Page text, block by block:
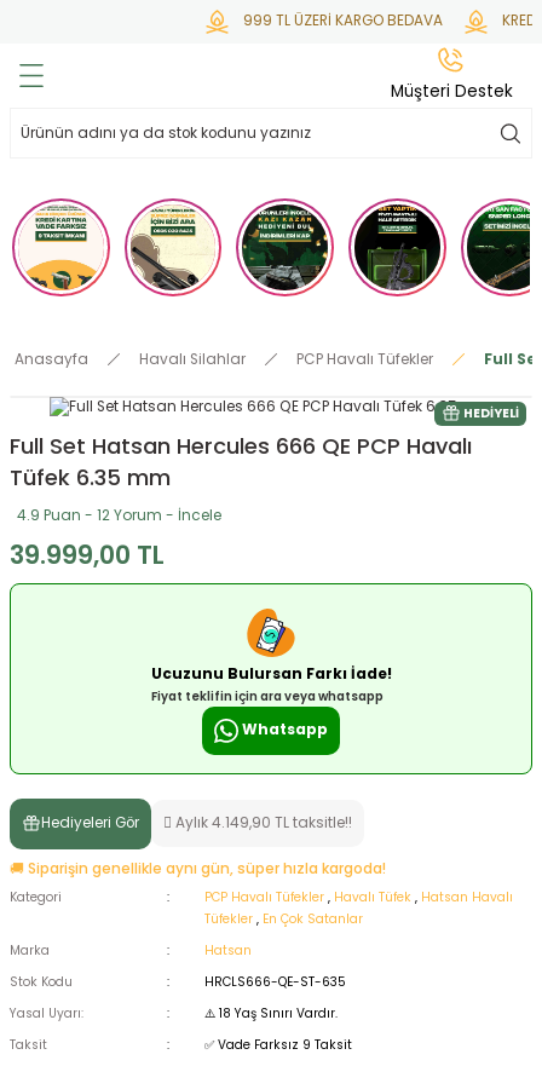
999 TL ÜZERİ KARGO BEDAVA KREDİ
Geri Dön
Geri Dön
Geri Dön
Geri Dön
Tabure
Geri Dön
Anasayfa Havalı Silahlar PCP Havalı Tüfekler Full
HEDIYELI
Full Set Hatsan Hercules 666 QE PCP Havalı
Tüfek 6.35 mm
4.9 Puan - 12 Yorum - İncele
39.999,00 TL
Ucuzunu Bulursan Farkı İade!
Fiyat teklifin için ara veya whatsapp
Whatsapp
Hediyeleri Gör Aylık 4.149,90 TL taksitle!!
🚚 Siparişin genellikle aynı gün, süper hızla kargoda!
Kategori PCP Havalı Tüfekler , Havalı Tüfek , Hatsan Havalı
Tüfekler , En Çok Satanlar
Marka
Hatsan
Stok Kodu
HRCLS666-QE-ST-635
Yasal Uyarı:
⚠️ 18 Yaş Sınırı Vardır.
Taksit
✅ Vade Farksız 9 Taksit